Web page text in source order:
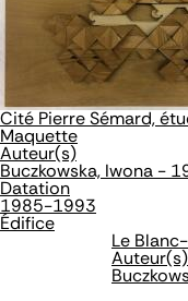
Cité Pierre Sémard,
Maquette
Auteur(s)
Buczkowska, Iwona -
Datation
1985-1993
Édifice
Le